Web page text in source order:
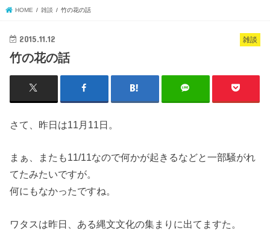
HOME 雑談 竹の花の話
雑談
2015.11.12
竹の花の話
さて、昨日は11月11日。
まぁ、またも11/11なので何かが起きるなどと一部騒がれ
てたみたいですが。
何にもなかったですね。
ワタスは昨日、ある縄文文化の集まりに出てますた。